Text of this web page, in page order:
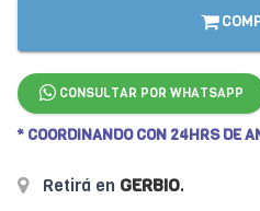
CONSULTAR POR WHATSAPP
* COORDINANDO CON 24HRS DE
Retirá en GERBIO.